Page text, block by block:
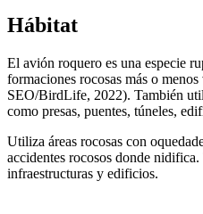
Hábitat
El avión roquero es una especie
formaciones rocosas más o
SEO/BirdLife, 2022). También
como presas, puentes, túneles,
Utiliza áreas rocosas con
accidentes rocosos donde
infraestructuras y edificios.